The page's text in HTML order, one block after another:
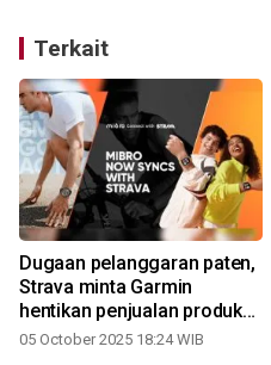
Terkait
Dugaan pelanggaran paten,
Strava minta Garmin
hentikan penjualan produk
dengan fitur Heat Maps
05 October 2025 18:24 WIB